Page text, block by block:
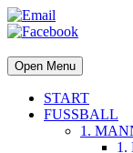
Open Menu
START
FUSSBALL
1.
1.